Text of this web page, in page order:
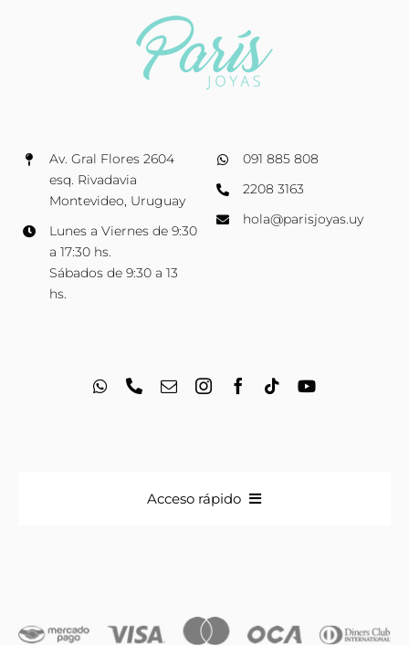
Av. Gral Flores 2604
esq. Rivadavia
Montevideo, Uruguay
Lunes a Viernes de 9:30
a 17:30 hs.
Sábados de 9:30 a 13
hs.
091 885 808
2208 3163
hola@parisjoyas.uy
Acceso rápido
Iniciales